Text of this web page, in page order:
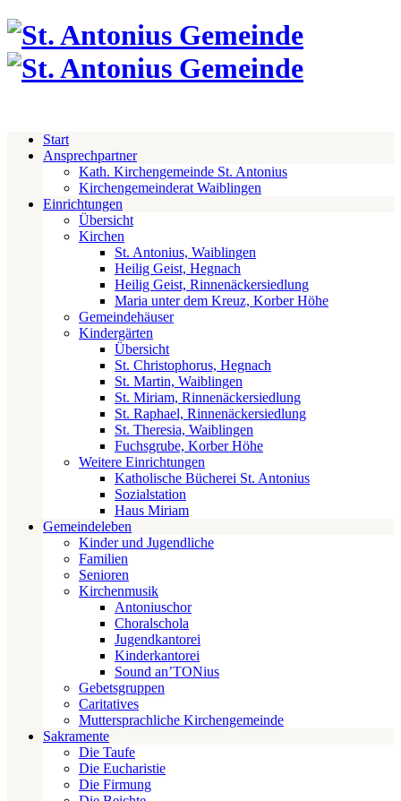
Start
Ansprechpartner
Kath. Kirchengemeinde St. Antonius
Kirchengemeinderat Waiblingen
Einrichtungen
Übersicht
Kirchen
St. Antonius, Waiblingen
Heilig Geist, Hegnach
Heilig Geist, Rinnenäckersiedlung
Maria unter dem Kreuz, Korber Höhe
Gemeindehäuser
Kindergärten
Übersicht
St. Christophorus, Hegnach
St. Martin, Waiblingen
St. Miriam, Rinnenäckersiedlung
St. Raphael, Rinnenäckersiedlung
St. Theresia, Waiblingen
Fuchsgrube, Korber Höhe
Weitere Einrichtungen
Katholische Bücherei St. Antonius
Sozialstation
Haus Miriam
Gemeindeleben
Kinder und Jugendliche
Familien
Senioren
Kirchenmusik
Antoniuschor
Choralschola
Jugendkantorei
Kinderkantorei
Sound an’TONius
Gebetsgruppen
Caritatives
Muttersprachliche Kirchengemeinde
Sakramente
Die Taufe
Die Eucharistie
Die Firmung